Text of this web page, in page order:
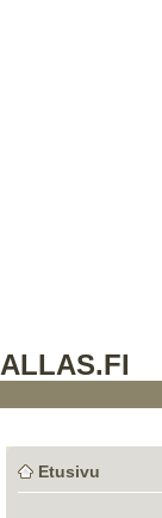
ALLAS.FI
Etusivu